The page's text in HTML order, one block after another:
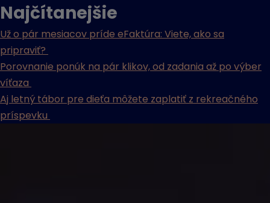
Najčítanejšie
Už o pár mesiacov príde eFaktúra: Viete, ako sa
pripraviť?
Porovnanie ponúk na pár klikov, od zadania až po výber
víťaza
Aj letný tábor pre dieťa môžete zaplatiť z rekreačného
príspevku